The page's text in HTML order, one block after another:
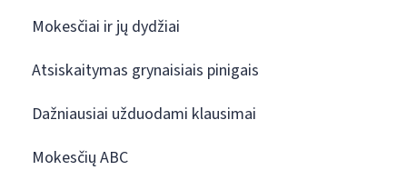
Mokesčiai ir jų dydžiai
Atsiskaitymas grynaisiais pinigais
Dažniausiai užduodami klausimai
Mokesčių ABC